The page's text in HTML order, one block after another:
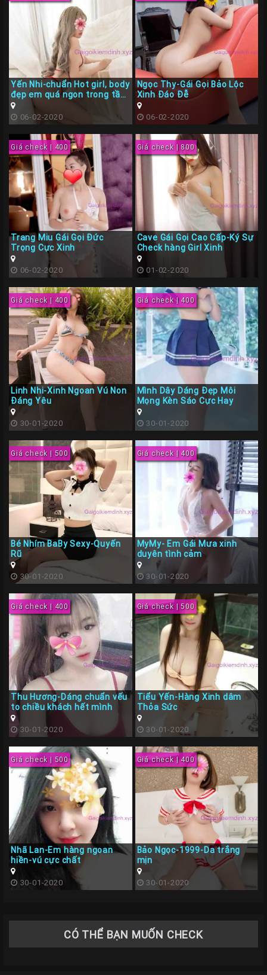
TP
Các
TP
Miền
Bắc
Thành
Viên
Yến Nhi-chuẩn Hot girl, body
đẹp em quá ngon trong tầm
giá
06-02-2020
Ngọc Thy-Gái Gọi Bảo Lộc
Xinh Đáo Đễ
06-02-2020
Giá check | 400
Trang Miu Gái Gọi Đức
Trọng Cực Xinh
06-02-2020
Giá check | 800
Cave Gái Gọi Cao Cấp-Ký Sự
Check hàng Girl Xinh
01-02-2020
Giá check | 400
Linh Nhi-Xinh Ngoan Vú Non
Đáng Yêu
30-01-2020
Giá check | 400
Mình Dây Dáng Đẹp Môi
Mọng Kèn Sáo Cực Hay
30-01-2020
Giá check | 500
Bé Nhím BaBy Sexy-Quyến
Rũ
30-01-2020
Giá check | 400
MyMy- Em Gái Mưa xinh
duyên tình cảm
30-01-2020
Giá check | 400
Thu Hương-Dáng chuẩn vếu
to chiều khách hết mình
30-01-2020
Giá check | 500
Tiểu Yến-Hàng Xinh dâm
Thỏa Sức
30-01-2020
Giá check | 500
Nhã Lan-Em hàng ngoan
hiền-vú cực chất
30-01-2020
Giá check | 400
Bảo Ngọc-1999-Da trắng
mịn
30-01-2020
CÓ THỂ BẠN MUỐN CHECK